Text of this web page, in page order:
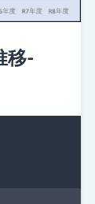
移-